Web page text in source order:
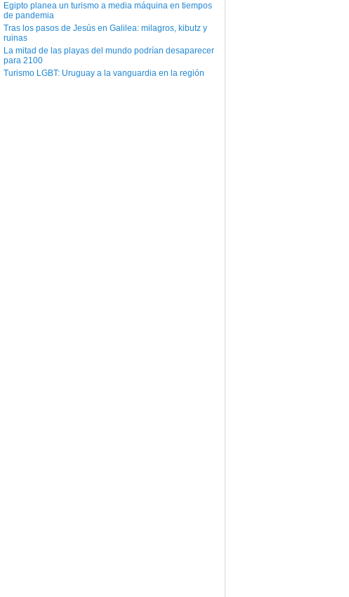
Egipto planea un turismo a media máquina en tiempos
de pandemia
Tras los pasos de Jesús en Galilea: milagros, kibutz y
ruinas
La mitad de las playas del mundo podrían desaparecer
para 2100
Turismo LGBT: Uruguay a la vanguardia en la región